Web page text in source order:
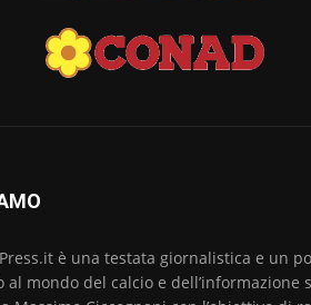
è una testata giornalistica e un
al mondo del calcio e dell’informazione